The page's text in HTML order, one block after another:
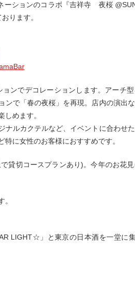
ーションのコラボ『吉祥寺 夜桜
ります。
ンでデコレーションします。アーチ
で「春の夜桜」を再現。店内の演出
めます。
ルカクテルなど、イベントに合わせ
に女性のお客様におすすめです。
貸切コースプランあり)。今年のお花
LIGHT☆」と東京の日本酒を一堂に